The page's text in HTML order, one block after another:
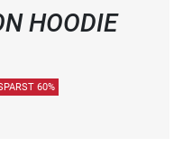
HOODIE
60%